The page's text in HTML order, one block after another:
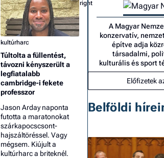
kultúrharc
Túltolta a füllentést,
távozni kényszerült a
legfiatalabb
cambridge-i fekete
professzor
Jason Arday naponta
futotta a maratonokat
szárkapocscsont-
hajszáltöréssel. Vagy
mégsem. Kiújult a
kultúrharc a briteknél.
A Magyar
konzervatív,
építve adja
társadalmi,
kulturális és sport
Előfizetek
Belföldi